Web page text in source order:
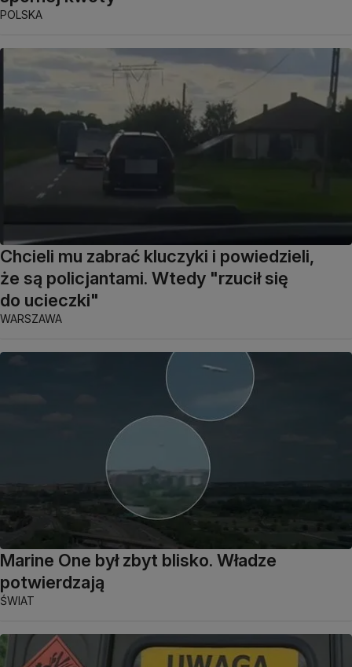
POLSKA
Chcieli mu zabrać kluczyki i powiedzieli,
że są policjantami. Wtedy "rzucił się
do ucieczki"
WARSZAWA
Marine One był zbyt blisko. Władze
potwierdzają
ŚWIAT